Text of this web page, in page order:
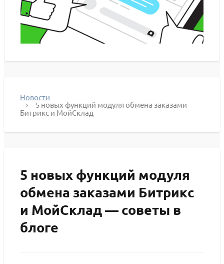
Новости
5 новых функций модуля обмена заказами
Битрикс и МойСклад
5 новых функций модуля
обмена заказами Битрикс
и МойСклад — советы в
блоге